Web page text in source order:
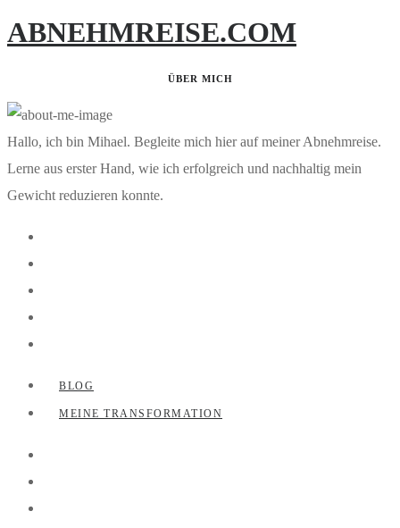
ABNEHMREISE.COM
ÜBER MICH
Hallo, ich bin Mihael. Begleite mich hier auf meiner Abnehmreise.
Lerne aus erster Hand, wie ich erfolgreich und nachhaltig mein
Gewicht reduzieren konnte.
BLOG
MEINE TRANSFORMATION